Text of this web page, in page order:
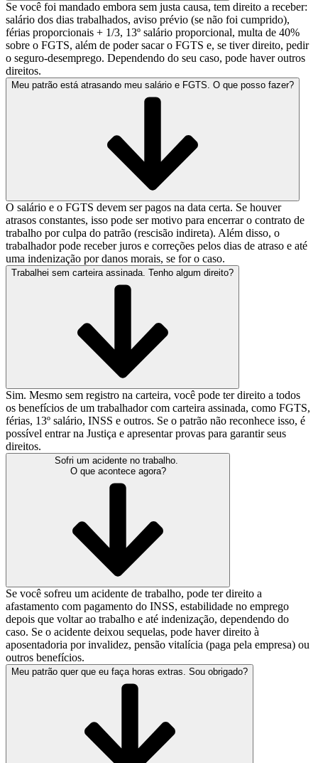
Se você foi mandado embora sem justa causa, tem direito a receber:
salário dos dias trabalhados, aviso prévio (se não foi cumprido),
férias proporcionais + 1/3, 13º salário proporcional, multa de 40%
sobre o FGTS, além de poder sacar o FGTS e, se tiver direito, pedir
o seguro-desemprego. Dependendo do seu caso, pode haver outros
direitos.
Meu patrão está atrasando meu salário e FGTS. O que posso fazer?
O salário e o FGTS devem ser pagos na data certa. Se houver
atrasos constantes, isso pode ser motivo para encerrar o contrato de
trabalho por culpa do patrão (rescisão indireta). Além disso, o
trabalhador pode receber juros e correções pelos dias de atraso e até
uma indenização por danos morais, se for o caso.
Trabalhei sem carteira assinada. Tenho algum direito?
Sim. Mesmo sem registro na carteira, você pode ter direito a todos
os benefícios de um trabalhador com carteira assinada, como FGTS,
férias, 13º salário, INSS e outros. Se o patrão não reconhece isso, é
possível entrar na Justiça e apresentar provas para garantir seus
direitos.
Sofri um acidente no trabalho.
O que acontece agora?
Se você sofreu um acidente de trabalho, pode ter direito a
afastamento com pagamento do INSS, estabilidade no emprego
depois que voltar ao trabalho e até indenização, dependendo do
caso. Se o acidente deixou sequelas, pode haver direito à
aposentadoria por invalidez, pensão vitalícia (paga pela empresa) ou
outros benefícios.
Meu patrão quer que eu faça horas extras. Sou obrigado?